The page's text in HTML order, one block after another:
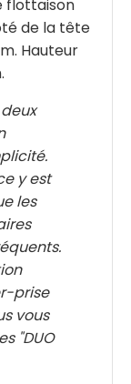
flottaison
de la tête
Hauteur
y est
les
prise
vous
"DUO